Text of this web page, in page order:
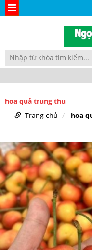
hoa quả trung thu
Trang chủ
hoa